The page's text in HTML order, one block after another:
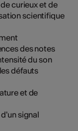
curieux et de
scientifique
des notes
du son
défauts
et de
signal